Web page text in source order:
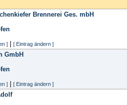
Brennerei Ges. mbH
] [ Eintrag ändern ]
GmbH
] [ Eintrag ändern ]